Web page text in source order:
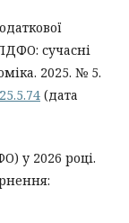
сучасні
2025. № 5.
(дата
у 2026 році.